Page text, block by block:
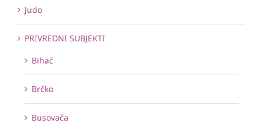
Judo
PRIVREDNI SUBJEKTI
Bihać
Brčko
Busovača